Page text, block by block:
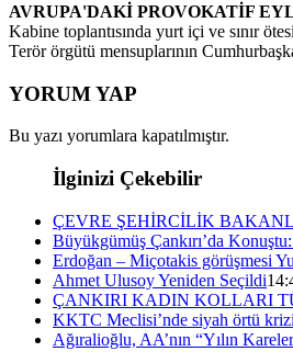
AVRUPA'DAKİ PROVOKATİF
Kabine toplantısında yurt içi ve sınır
Terör örgütü mensuplarının
YORUM YAP
Bu yazı yorumlara kapatılmıştır.
İlginizi Çekebilir
ÇEVRE ŞEHİRCİLİK
Büyükgümüş Çankırı’da
Erdoğan – Miçotakis görüşmesi
Ahmet Ulusoy Yeniden Seçildi
ÇANKIRI KADIN KOLLARI
KKTC Meclisi’nde siyah örtü krizi
Ağıralioğlu, AA’nın “Yılın